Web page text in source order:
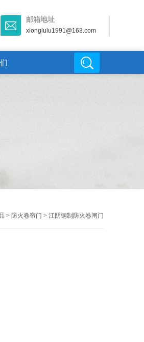
邮箱地址
xionglulu1991@163.com
> 防火卷帘门 > 江阴钢制防火卷闸门